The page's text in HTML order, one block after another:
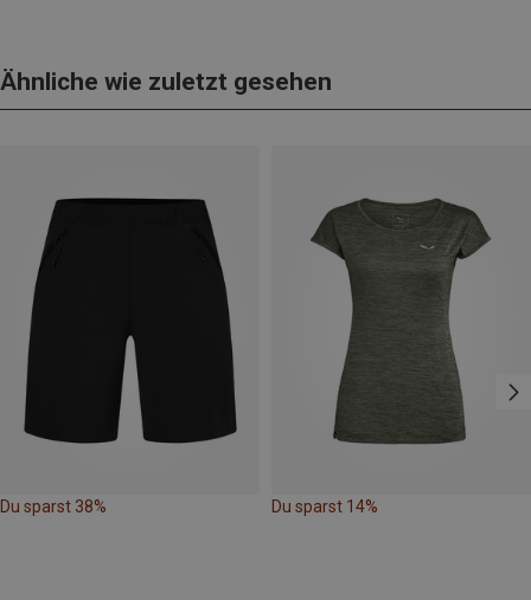
Ähnliche wie zuletzt gesehen
Du sparst 38% Du sparst 14%